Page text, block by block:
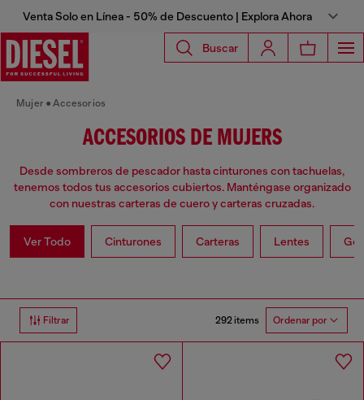
Venta Solo en Línea - 50% de Descuento | Explora Ahora
Buscar
Mujer Accesorios
ACCESORIOS DE MUJERS
Desde sombreros de pescador hasta cinturones con tachuelas,
tenemos todos tus accesorios cubiertos. Manténgase organizado
con nuestras carteras de cuero y carteras cruzadas.
Ver Todo Cinturones Carteras Lentes
Filtrar 292 items Ordenar por